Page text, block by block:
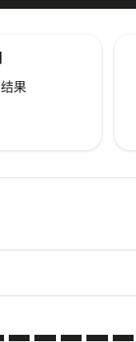
果
cmp-view-offers-
cmp-view-
SIN–DPS: cmp-
SIN–DPS: cmp-
SIN–DPS: